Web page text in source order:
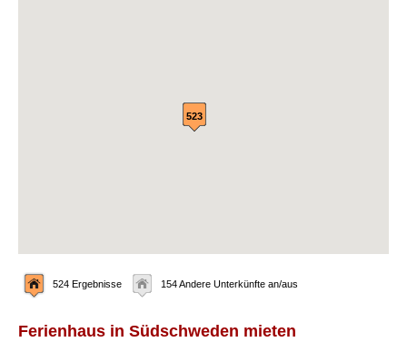
523
524 Ergebnisse 154 Andere Unterkünfte an/aus
Ferienhaus in Südschweden mieten